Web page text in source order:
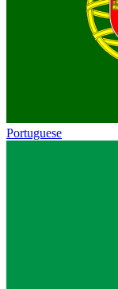
Portuguese